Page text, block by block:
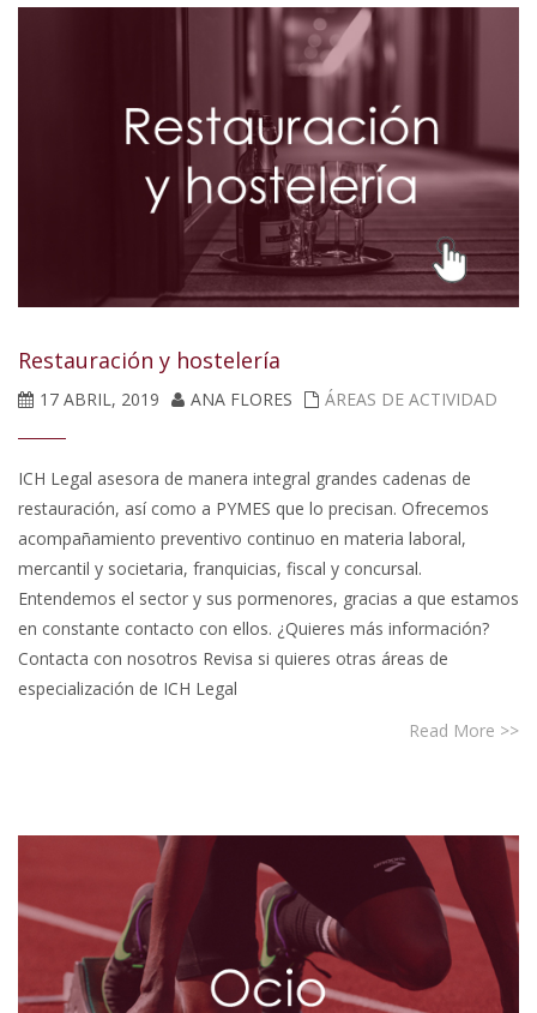
Restauración y hostelería
17 ABRIL, 2019 ANA FLORES ÁREAS DE ACTIVIDAD
ICH Legal asesora de manera integral grandes cadenas de
restauración, así como a PYMES que lo precisan. Ofrecemos
acompañamiento preventivo continuo en materia laboral,
mercantil y societaria, franquicias, fiscal y concursal.
Entendemos el sector y sus pormenores, gracias a que estamos
en constante contacto con ellos. ¿Quieres más información?
Contacta con nosotros Revisa si quieres otras áreas de
especialización de ICH Legal
Read More >>